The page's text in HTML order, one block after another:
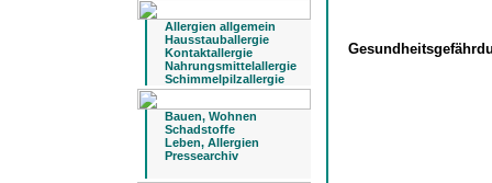
Allergien allgemein
Hausstauballergie
Kontaktallergie
Nahrungsmittelallergie
Schimmelpilzallergie
Bauen, Wohnen
Schadstoffe
Leben, Allergien
Pressearchiv